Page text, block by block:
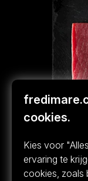
cookies.
Kies voor
ervaring te
cookies, zoals